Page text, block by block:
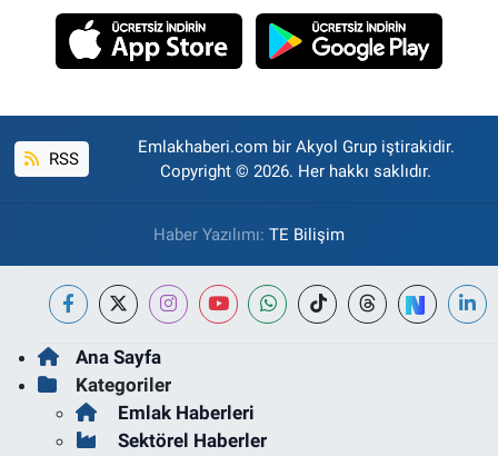
RSS
Emlakhaberi.com bir Akyol Grup iştirakidir.
Copyright © 2026. Her hakkı saklıdır.
Haber Yazılımı: TE Bilişim
Ana Sayfa
Kategoriler
Emlak Haberleri
Sektörel Haberler